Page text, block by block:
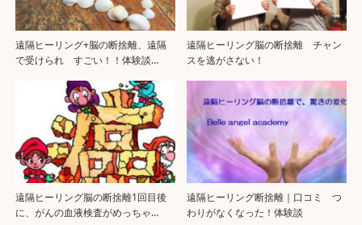
遠隔ヒーリング+脳の断捨離、遠隔
で受けられ すごい！！体験談…
遠隔ヒーリング脳の断捨離 チャン
スを逃がさない！
遠隔ヒーリング脳の断捨離1回目後
に、がんの血液検査がめっちゃ…
遠隔ヒーリング断捨離｜口コミ つ
わりがなくなった！体験談